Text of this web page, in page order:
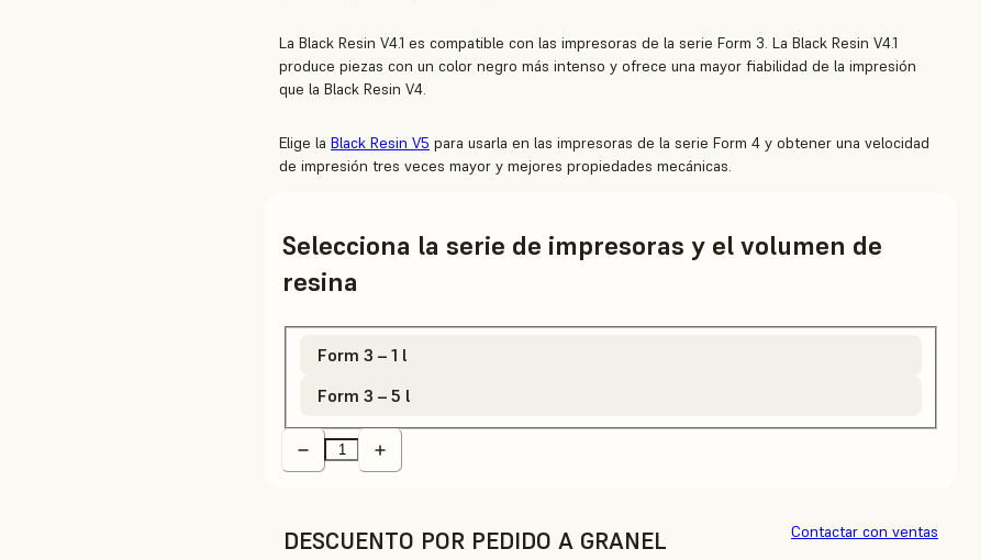
La Black Resin V4.1 es compatible con las impresoras de la serie Form 3. La Black Resin V4.1
produce piezas con un color negro más intenso y ofrece una mayor fiabilidad de la impresión
que la Black Resin V4.
Elige la Black Resin V5 para usarla en las impresoras de la serie Form 4 y obtener una velocidad
de impresión tres veces mayor y mejores propiedades mecánicas.
Selecciona la serie de impresoras y el volumen de
resina
Form 3 – 1 l
Form 3 – 5 l
DESCUENTO POR PEDIDO A GRANEL Contactar con ventas